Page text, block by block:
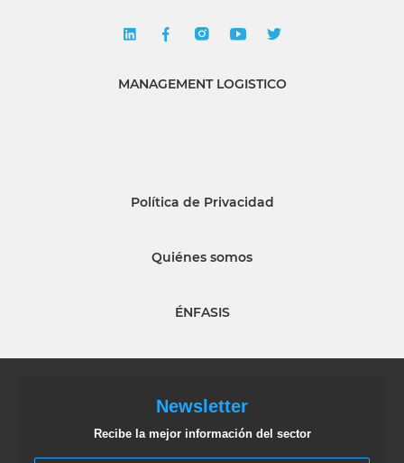
MANAGEMENT LOGISTICO
Política de Privacidad
Quiénes somos
ÉNFASIS
Newsletter
Recibe la mejor información del sector